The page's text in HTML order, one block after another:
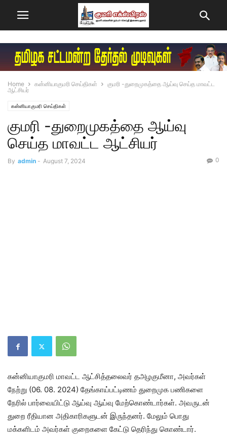
Home கன்னியாகுமரி செய்திகள்
குமரி -துறைமுகத்தை ஆய்வு செய்த மாவட்ட
ஆட்சியர்
கன்னியாகுமரி செய்திகள்
குமரி -துறைமுகத்தை ஆய்வு
செய்த மாவட்ட ஆட்சியர்
By admin - August 7, 2024 0
கன்னியாகுமரி மாவட்ட ஆட்சித்தலைவர் தஅழகுமீனா, அவர்கள்
நேற்று (06. 08. 2024) தேங்காய்பட்டிணம் துறைமுக பணிகளை
நேரில் பார்வையிட்டு ஆய்வு ஆய்வு மேற்கொண்டார்கள். அவருடன்
துறை ரீதியான அதிகாரிகளுடன் இருந்தனர். மேலும் பொது
மக்களிடம் அவர்கள் குறைகளை கேட்டு தெரிந்து கொண்டார்.